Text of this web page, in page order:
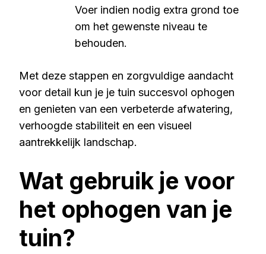
Voer indien nodig extra grond toe
om het gewenste niveau te
behouden.
Met deze stappen en zorgvuldige aandacht
voor detail kun je je tuin succesvol ophogen
en genieten van een verbeterde afwatering,
verhoogde stabiliteit en een visueel
aantrekkelijk landschap.
Wat gebruik je voor
het ophogen van je
tuin?